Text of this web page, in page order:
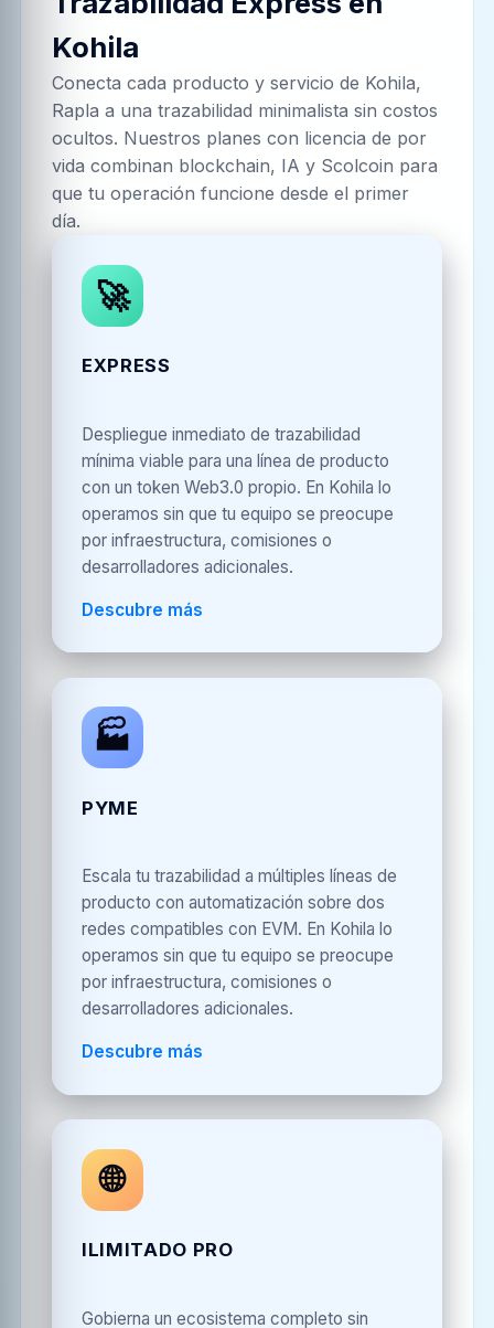
Kohila
Conecta cada producto y servicio de Kohila,
Rapla a una trazabilidad minimalista sin costos
ocultos. Nuestros planes con licencia de por
vida combinan blockchain, IA y Scolcoin para
que tu operación funcione desde el primer
día.
🚀
EXPRESS
Despliegue inmediato de trazabilidad
mínima viable para una línea de producto
con un token Web3.0 propio. En Kohila lo
operamos sin que tu equipo se preocupe
por infraestructura, comisiones o
desarrolladores adicionales.
Descubre más
🏭
PYME
Escala tu trazabilidad a múltiples líneas de
producto con automatización sobre dos
redes compatibles con EVM. En Kohila lo
operamos sin que tu equipo se preocupe
por infraestructura, comisiones o
desarrolladores adicionales.
Descubre más
🌐
ILIMITADO PRO
Gobierna un ecosistema completo sin